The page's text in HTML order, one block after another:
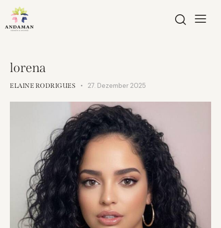
lorena
ELAINE RODRIGUES 27. Dezember 2025